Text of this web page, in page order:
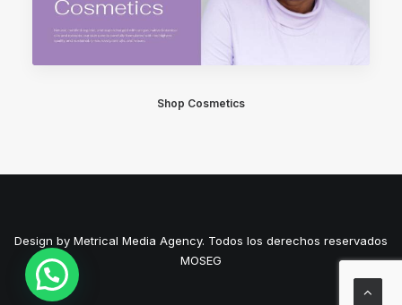
Shop Cosmetics
Design by Metrical Media Agency. Todos los derechos reservados
MOSEG